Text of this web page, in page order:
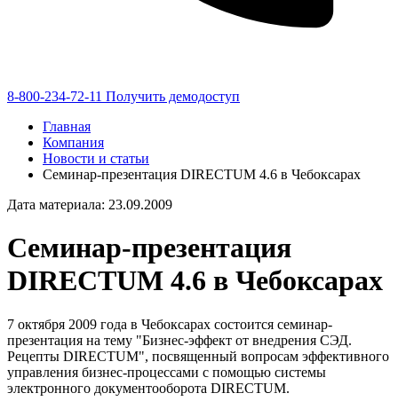
8-800-234-72-11 Получить демодоступ
Главная
Компания
Новости и статьи
Семинар-презентация DIRECTUM 4.6 в Чебоксарах
Дата материала: 23.09.2009
Семинар-презентация
DIRECTUM 4.6 в Чебоксарах
7 октября 2009 года в Чебоксарах состоится семинар-
презентация на тему "Бизнес-эффект от внедрения СЭД.
Рецепты DIRECTUM", посвященный вопросам эффективного
управления бизнес-процессами с помощью системы
электронного документооборота DIRECTUM.